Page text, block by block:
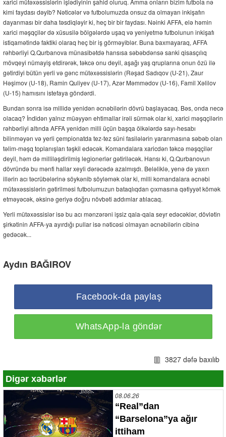
xarici mütəxəssislərin işlədiyinin şahid oluruq. Amma onların bizim futbola nə
kimi faydası dəyib? Nəticələr və futbolumuzda onsuz da olmayan inkişafın
dayanması bir daha təsdiqləyir ki, heç bir bir faydası. Nəinki AFFA, elə həmin
xarici məşqçilər də xüsusilə bölgələrdə uşaq və yeniyetmə futbolunun inkişafı
istiqamətində faktiki olaraq heç bir iş görməyiblər. Buna baxmayaraq, AFFA
rəhbərliyi Q.Qurbanova münasibətdə hansısa səbəbdənsə sanki qisasçılıq
mövqeyi nümayiş etdirərək, təkcə onu deyil, aşağı yaş qruplarına onun özü ilə
gətirdiyi bütün yerli və gənc mütəxəssislərin (Rəşad Sadıqov (U-21), Zaur
Həşimov (U-18), Ramin Quliyev (U-17), Azər Məmmədov (U-16), Famil Xəlilov
(U-15) hamısını istefaya göndərdi.
Bundan sonra isə millidə yenidən əcnəbilərin dövrü başlayacaq. Bəs, onda necə
olacaq? İndidən yalnız müəyyən ehtimallar irəli sürmək olar ki, xarici məşqçilərin
rəhbərliyi altında AFFA yenidən milli üçün başqa ölkələrdə sayı-hesabı
bilinməyən və yerli çempionatda tez-tez süni fasilələrin yaranmasına səbəb olan
təlim-məşq toplanışları təşkil edəcək. Komandalara xaricdən təkcə məşqçilər
deyil, həm də milliləşdirilmiş legionerlər gətiriləcək. Hansı ki, Q.Qurbanovun
dövründə bu mənfi hallar xeyli dərəcədə azalmışdı. Beləliklə, yenə də yaxın
illərin acı təcrübələrinə söykənib söyləmək olar ki, milli komandalara əcnəbi
mütəxəssislərin gətirilməsi futbolumuzun bataqlıqdan çıxmasına qətiyyət kömək
etməyəcək, əksinə geriyə doğru növbəti addımlar atılacaq.
Yerli mütəxəssislər isə bu acı mənzərəni işsiz qala-qala seyr edəcəklər, dövlətin
şirkətinin AFFA-ya ayırdığı pullar isə nəticəsi olmayan əcnəbilərin cibinə
gedəcək...
Aydın BAĞIROV
Facebook-da paylaş
WhatsApp-la göndər
3827 dəfə baxılıb
Digər xəbərlər
08.06.26
“Real”dan
“Barselona”ya ağır
ittiham